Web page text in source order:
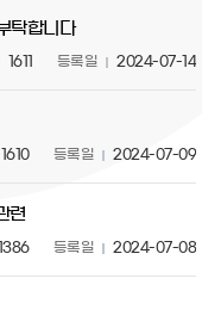
탁합니다
등록일 2024-07-14
1611
등록일 2024-07-09
1610
련
등록일 2024-07-08